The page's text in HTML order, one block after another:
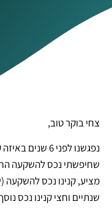
צחי בוקר טוב,
נפגשנו לפני 6
שחיפשתי נכס להשקעה
מציע, קנינו נכס להשקעה
שנתיים וחצי קנינו נכס